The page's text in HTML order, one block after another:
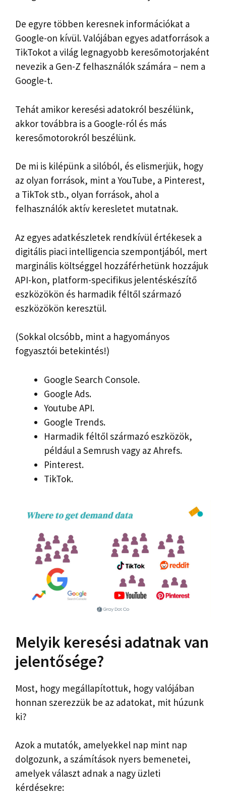
De egyre többen keresnek információkat a
Google-on kívül. Valójában egyes adatforrások a
TikTokot a világ legnagyobb keresőmotorjaként
nevezik a Gen-Z felhasználók számára – nem a
Google-t.
Tehát amikor keresési adatokról beszélünk,
akkor továbbra is a Google-ról és más
keresőmotorokról beszélünk.
De mi is kilépünk a silóból, és elismerjük, hogy
az olyan források, mint a YouTube, a Pinterest,
a TikTok stb., olyan források, ahol a
felhasználók aktív keresletet mutatnak.
Az egyes adatkészletek rendkívül értékesek a
digitális piaci intelligencia szempontjából, mert
marginális költséggel hozzáférhetünk hozzájuk
API-kon, platform-specifikus jelentéskészítő
eszközökön és harmadik féltől származó
eszközökön keresztül.
(Sokkal olcsóbb, mint a hagyományos
fogyasztói betekintés!)
Google Search Console.
Google Ads.
Youtube API.
Google Trends.
Harmadik féltől származó eszközök,
például a Semrush vagy az Ahrefs.
Pinterest.
TikTok.
Melyik keresési adatnak van
jelentősége?
Most, hogy megállapítottuk, hogy valójában
honnan szerezzük be az adatokat, mit húzunk
ki?
Azok a mutatók, amelyekkel nap mint nap
dolgozunk, a számítások nyers bemenetei,
amelyek választ adnak a nagy üzleti
kérdésekre: